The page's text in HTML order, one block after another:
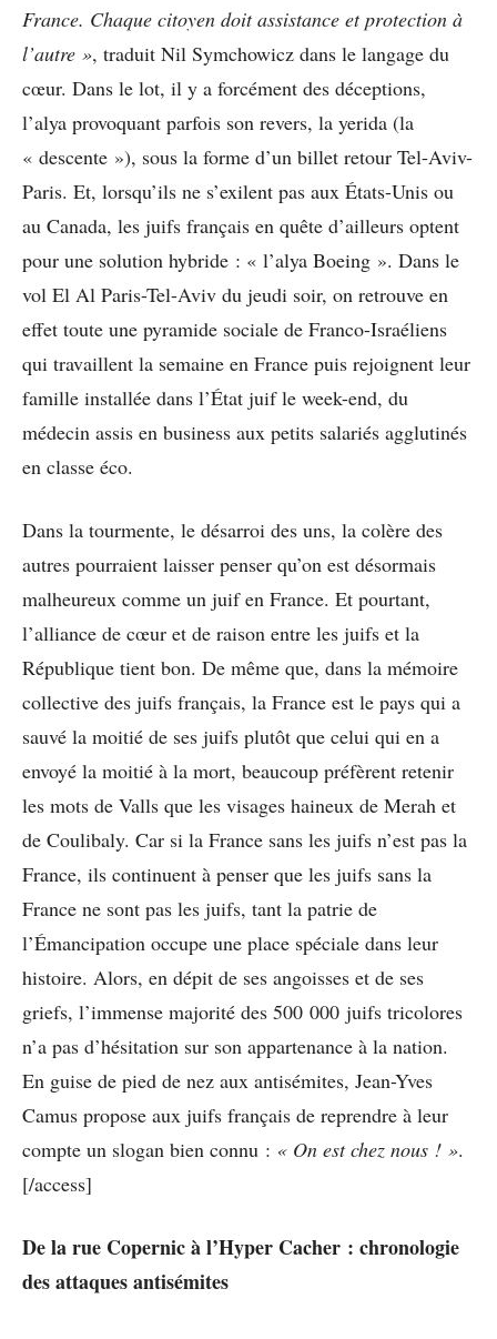
France. Chaque citoyen doit assistance et protection à
l’autre », traduit Nil Symchowicz dans le langage du
cœur. Dans le lot, il y a forcément des déceptions,
l’alya provoquant parfois son revers, la yerida (la
« descente »), sous la forme d’un billet retour Tel-Aviv-
Paris. Et, lorsqu’ils ne s’exilent pas aux États-Unis ou
au Canada, les juifs français en quête d’ailleurs optent
pour une solution hybride : « l’alya Boeing ». Dans le
vol El Al Paris-Tel-Aviv du jeudi soir, on retrouve en
effet toute une pyramide sociale de Franco-Israéliens
qui travaillent la semaine en France puis rejoignent leur
famille installée dans l’État juif le week-end, du
médecin assis en business aux petits salariés agglutinés
en classe éco.
Dans la tourmente, le désarroi des uns, la colère des
autres pourraient laisser penser qu’on est désormais
malheureux comme un juif en France. Et pourtant,
l’alliance de cœur et de raison entre les juifs et la
République tient bon. De même que, dans la mémoire
collective des juifs français, la France est le pays qui a
sauvé la moitié de ses juifs plutôt que celui qui en a
envoyé la moitié à la mort, beaucoup préfèrent retenir
les mots de Valls que les visages haineux de Merah et
de Coulibaly. Car si la France sans les juifs n’est pas la
France, ils continuent à penser que les juifs sans la
France ne sont pas les juifs, tant la patrie de
l’Émancipation occupe une place spéciale dans leur
histoire. Alors, en dépit de ses angoisses et de ses
griefs, l’immense majorité des 500 000 juifs tricolores
n’a pas d’hésitation sur son appartenance à la nation.
En guise de pied de nez aux antisémites, Jean-Yves
Camus propose aux juifs français de reprendre à leur
compte un slogan bien connu : « On est chez nous ! ».
[/access]
De la rue Copernic à l’Hyper Cacher : chronologie
des attaques antisémites